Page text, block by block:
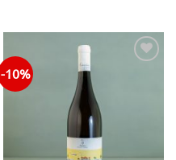
-10%